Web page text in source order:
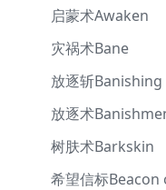
启蒙术Awaken
灾祸术Bane
放逐斩
放逐术
树肤术Barkskin
希望信标